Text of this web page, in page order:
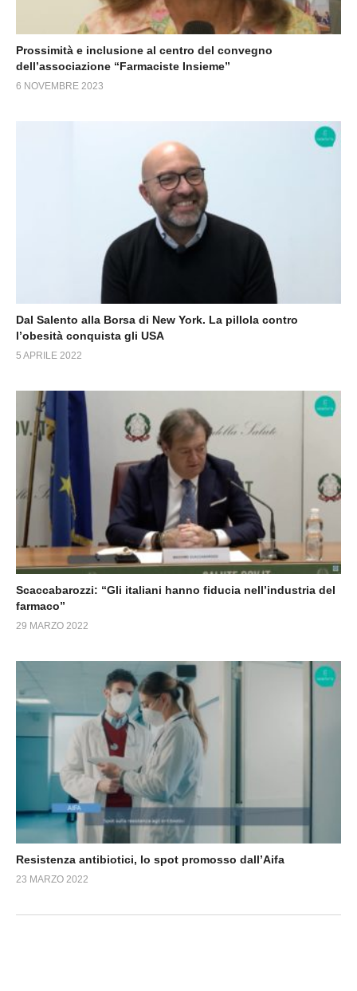
Prossimità e inclusione al centro del convegno
dell’associazione “Farmaciste Insieme”
6 NOVEMBRE 2023
Dal Salento alla Borsa di New York. La pillola contro
l’obesità conquista gli USA
5 APRILE 2022
Scaccabarozzi: “Gli italiani hanno fiducia nell’industria del
farmaco”
29 MARZO 2022
Resistenza antibiotici, lo spot promosso dall’Aifa
23 MARZO 2022